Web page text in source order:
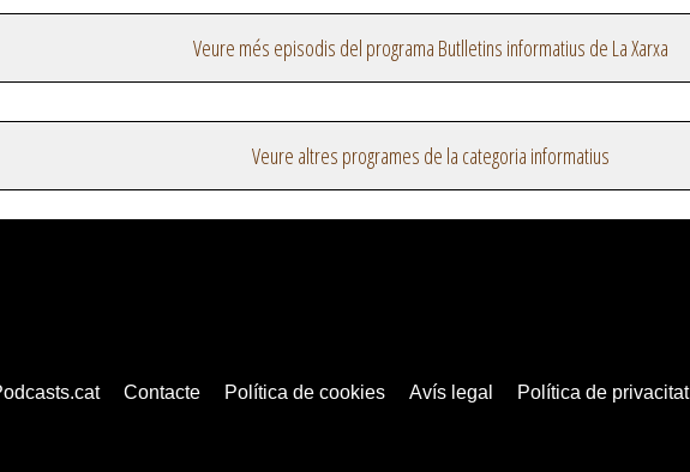
Veure més episodis del programa Butlletins informatius de La Xarxa
Veure altres programes de la categoria informatius
Contacte Política de cookies Avís legal Política de privacitat